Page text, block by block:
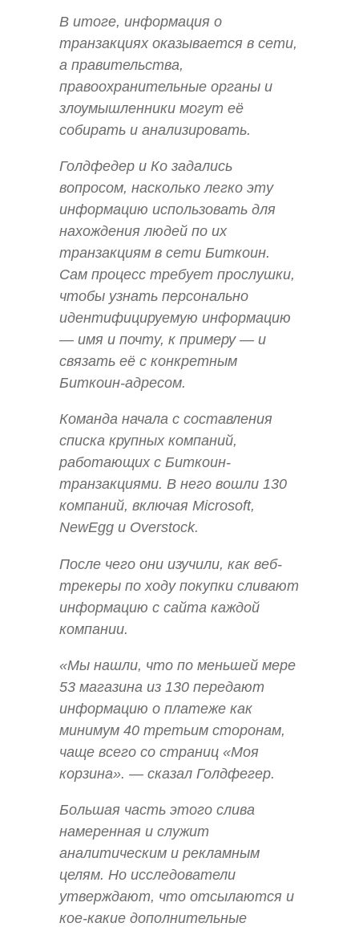
В итоге, информация о
транзакциях оказывается в сети,
а правительства,
правоохранительные органы и
злоумышленники могут её
собирать и анализировать.
Голдфедер и Ко задались
вопросом, насколько легко эту
информацию использовать для
нахождения людей по их
транзакциям в сети Биткоин.
Сам процесс требует прослушки,
чтобы узнать персонально
идентифицируемую информацию
— имя и почту, к примеру — и
связать её с конкретным
Биткоин-адресом.
Команда начала с составления
списка крупных компаний,
работающих с Биткоин-
транзакциями. В него вошли 130
компаний, включая Microsoft,
NewEgg и Overstock.
После чего они изучили, как веб-
трекеры по ходу покупки сливают
информацию с сайта каждой
компании.
«Мы нашли, что по меньшей мере
53 магазина из 130 передают
информацию о платеже как
минимум 40 третьим сторонам,
чаще всего со страниц «Моя
корзина». — сказал Голдфегер.
Большая часть этого слива
намеренная и служит
аналитическим и рекламным
целям. Но исследователи
утверждают, что отсылаются и
кое-какие дополнительные